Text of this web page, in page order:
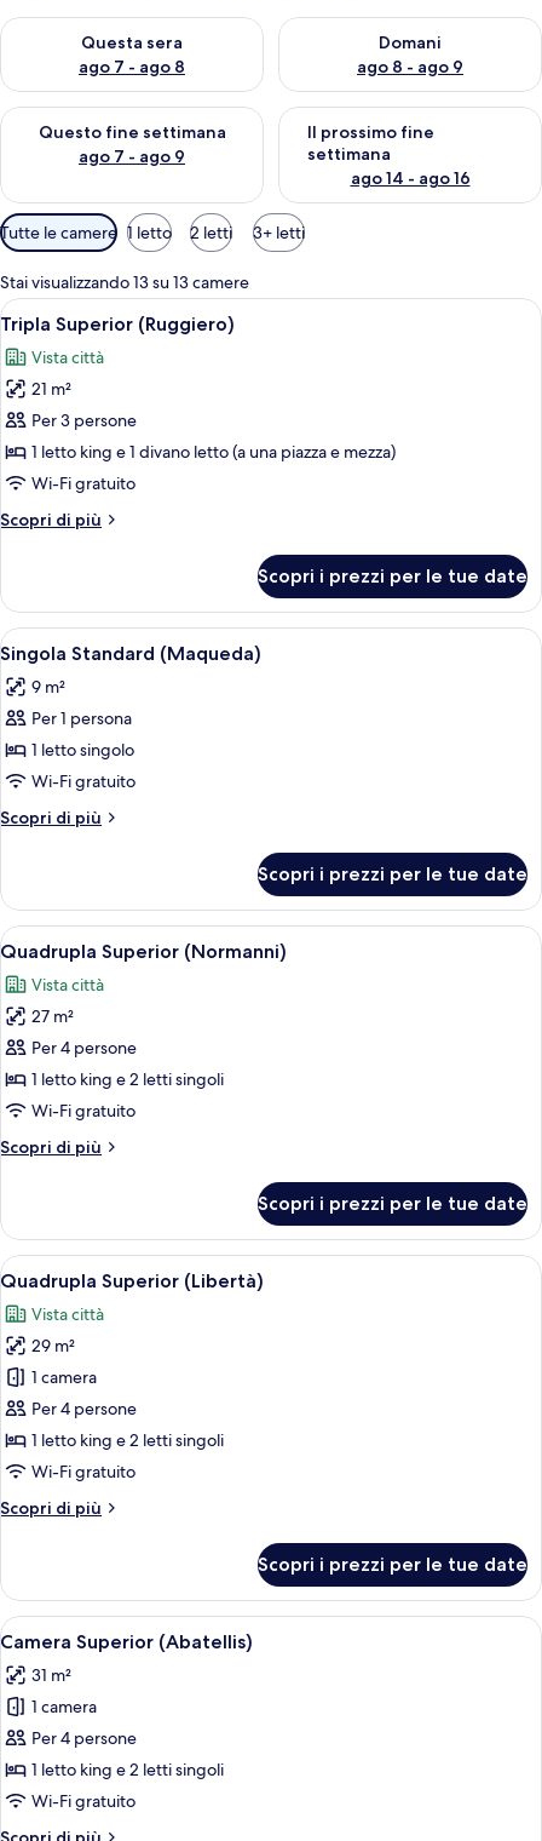
Questa sera
ago 7 - ago 8
Verifica la disponibilità per questa sera, ago 7 - ago 8
Domani
ago 8 - ago 9
Verifica la disponibilità per
Questo fine settimana
ago 7 - ago 9
Verifica la disponibilità per questo fine settimana, ago 7 - ago
Il prossimo fine
settimana
ago 14 - ago 16
Verifica la disponibilità per il
Filtri
disponibili
per
le
camere
Tutte le camere 1 letto 2 letti 3+ letti
Stai visualizzando 13 su 13 camere
Apri
tutte
le
foto
per
Tripla
Superior
Una camera d'albergo moderna
7
Tripla Superior (Ruggiero)
Vista città
21 m²
Per 3 persone
1 letto king e 1 divano letto (a una piazza e mezza)
Wi-Fi gratuito
Scopri di più
Altri
Superior
(Ruggiero)
Scopri i prezzi per le tue date
Apri
tutte
le
foto
per
Singola
Standard
(Maqueda)
Una camera compatta con un letto
7
Singola Standard (Maqueda)
9 m²
Per 1 persona
1 letto singolo
Wi-Fi gratuito
Scopri di più
Altri
Standard
(Maqueda)
Scopri i prezzi per le tue date
Apri
tutte
le
foto
per
Quadrupla
Superior
Una camera d'albergo moderna con
11
Quadrupla Superior (Normanni)
Vista città
27 m²
Per 4 persone
1 letto king e 2 letti singoli
Wi-Fi gratuito
Scopri di più
Altri
Superior
(Normanni)
Scopri i prezzi per le tue date
Apri
tutte
le
foto
per
Quadrupla
Superior
(Libertà)
Una camera d'albergo moderna con
5
Quadrupla Superior (Libertà)
Vista città
29 m²
1 camera
Per 4 persone
1 letto king e 2 letti singoli
Wi-Fi gratuito
Scopri di più
Altri
Superior
(Libertà)
Scopri i prezzi per le tue date
Apri
tutte
le
foto
per
Camera
Superior
Una moderna camera d'albergo con
6
Camera Superior (Abatellis)
31 m²
1 camera
Per 4 persone
1 letto king e 2 letti singoli
Wi-Fi gratuito
Altri